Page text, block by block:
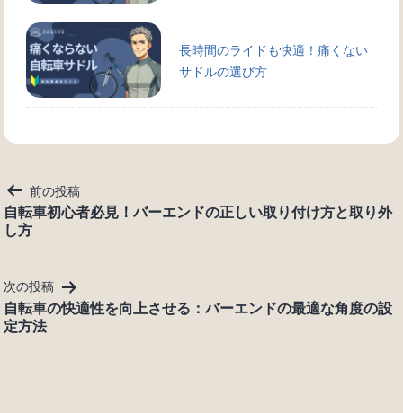
長時間のライドも快適！痛くない
サドルの選び方
投
稿
ナ
ゲ
ー
シ
ョ
前の投稿
自転車初心者必見！バーエンドの正しい取り付け方と取り外
し方
次の投稿
自転車の快適性を向上させる：バーエンドの最適な角度の設
定方法